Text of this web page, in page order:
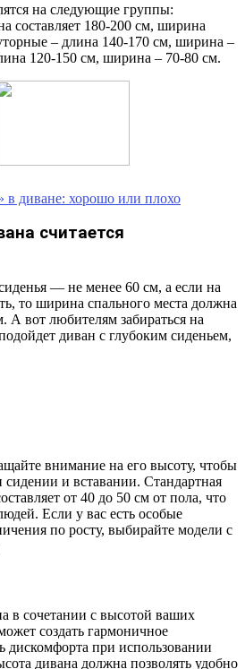
на следующие группы:
составляет 180-200 см, ширина
– длина 140-170 см, ширина –
120-150 см, ширина – 70-80 см.
в диване: хорошо или плохо
считается
— не менее 60 см, а если на
то ширина спального места должна
А вот любителям забираться на
диван с глубоким сиденьем,
внимание на его высоту, чтобы
сидении и вставании. Стандартная
от 40 до 50 см от пола, что
Если у вас есть особые
по росту, выбирайте модели с
в сочетании с высотой ваших
создать гармоничное
дискомфорта при использовании
дивана должна позволять удобно